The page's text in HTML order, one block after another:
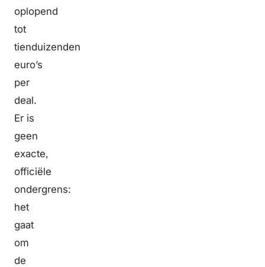
oplopend
tot
tienduizenden
euro’s
per
deal.
Er is
geen
exacte,
officiële
ondergrens:
het
gaat
om
de